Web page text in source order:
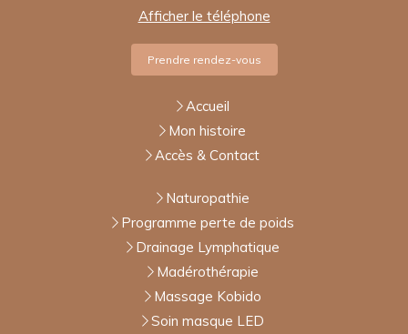
Afficher le téléphone
Prendre rendez-vous
Accueil
Mon histoire
Accès & Contact
Naturopathie
Programme perte de poids
Drainage Lymphatique
Madérothérapie
Massage Kobido
Soin masque LED